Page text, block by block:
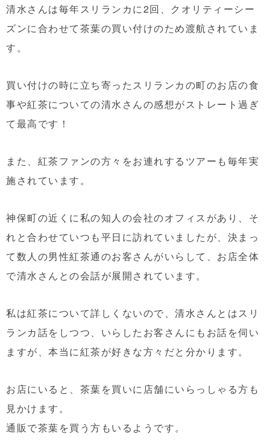
清水さんは毎年スリランカに2回、クオリティーシー
ズンに合わせて茶葉の買い付けのため渡航されていま
す。
買い付けの時に立ち寄ったスリランカの町のお店の食
事や紅茶についての清水さんの感想がストレート過ぎ
て最高です！
また、紅茶ファンの方々をお連れするツアーも毎年実
施されています。
神保町の近くに私の知人の会社のオフィスがあり、そ
れと合わせていつも平日に訪れていましたが、決まっ
て数人の男性紅茶通のお客さんがいらして、お店全体
で清水さんとの会話が展開されています。
私は紅茶について詳しくないので、清水さんとはスリ
ランカ話をしつつ、いらしたお客さんにもお話を伺い
ますが、本当に紅茶が好きな方々だと分かります。
お店にいると、茶葉を買いに店舗にいらっしゃる方も
見かけます。
通販で茶葉を買う方もいるようです。